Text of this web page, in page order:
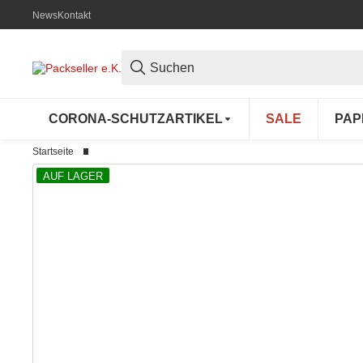
NewsKontakt
CORONA-SCHUTZARTIKEL SALE
Startseite
AUF LAGER